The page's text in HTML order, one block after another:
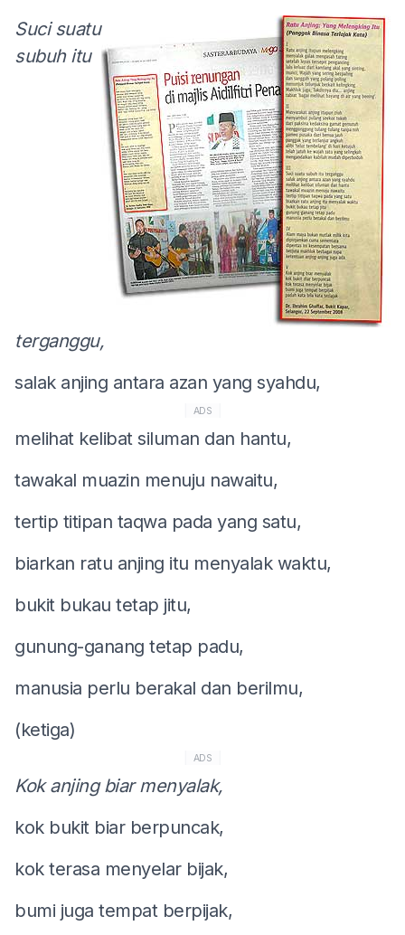
Suci suatu
subuh itu
terganggu,
salak anjing antara azan yang syahdu,
ADS
melihat kelibat siluman dan hantu,
tawakal muazin menuju nawaitu,
tertip titipan taqwa pada yang satu,
biarkan ratu anjing itu menyalak waktu,
bukit bukau tetap jitu,
gunung-ganang tetap padu,
manusia perlu berakal dan berilmu,
(ketiga)
ADS
Kok anjing biar menyalak,
kok bukit biar berpuncak,
kok terasa menyelar bijak,
bumi juga tempat berpijak,